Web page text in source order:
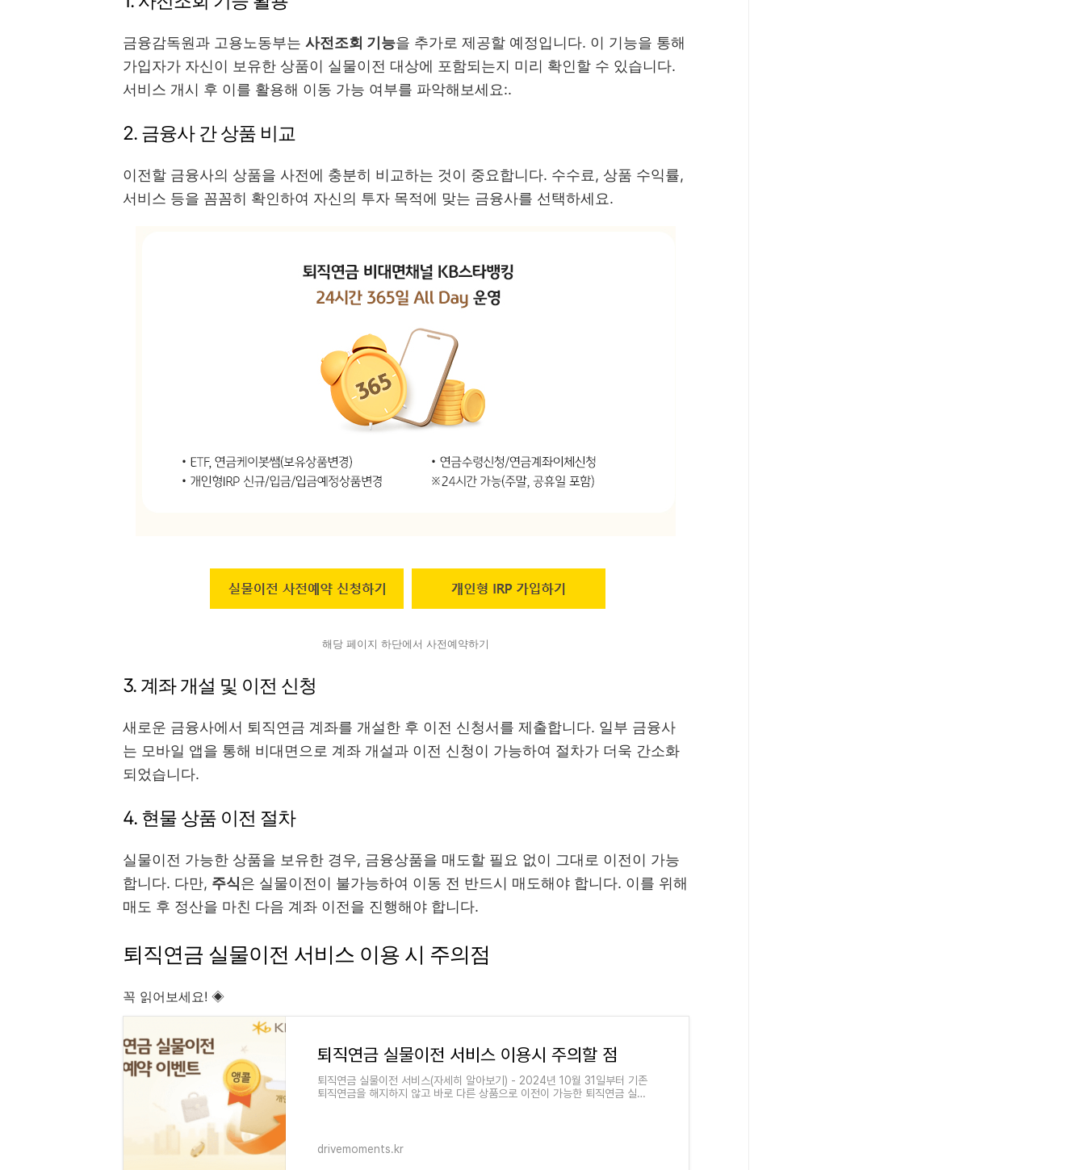
금융감독원과 고용노동부는 사전조회 기능을 추가로 제공할 예정입니다. 이 기능을 통해
가입자가 자신이 보유한 상품이 실물이전 대상에 포함되는지 미리 확인할 수 있습니다.
서비스 개시 후 이를 활용해 이동 가능 여부를 파악해보세요​:.
2. 금융사 간 상품 비교
이전할 금융사의 상품을 사전에 충분히 비교하는 것이 중요합니다. 수수료, 상품 수익률,
서비스 등을 꼼꼼히 확인하여 자신의 투자 목적에 맞는 금융사를 선택하세요.
해당 페이지 하단에서 사전예약하기
3. 계좌 개설 및 이전 신청
새로운 금융사에서 퇴직연금 계좌를 개설한 후 이전 신청서를 제출합니다. 일부 금융사
는 모바일 앱을 통해 비대면으로 계좌 개설과 이전 신청이 가능하여 절차가 더욱 간소화
되었습니다.
4. 현물 상품 이전 절차
실물이전 가능한 상품을 보유한 경우, 금융상품을 매도할 필요 없이 그대로 이전이 가능
합니다. 다만, 주식은 실물이전이 불가능하여 이동 전 반드시 매도해야 합니다. 이를 위해
매도 후 정산을 마친 다음 계좌 이전을 진행해야 합니다​.
퇴직연금 실물이전 서비스 이용 시 주의점
꼭 읽어보세요! ◈
퇴직연금 실물이전 서비스 이용시 주의할 점
퇴직연금 실물이전 서비스(자세히 알아보기) - 2024년 10월 31일부터 기존
퇴직연금을 해지하지 않고 바로 다른 상품으로 이전이 가능한 퇴직연금 실물
drivemoments.kr